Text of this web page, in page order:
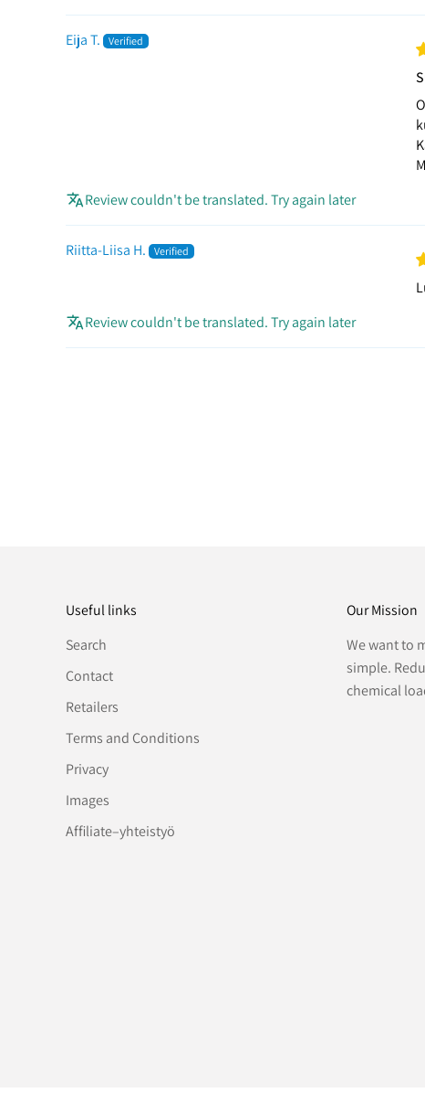
Eija T.
Review couldn't be translated. Try again later
Riitta-Liisa H.
Review couldn't be translated. Try again later
Useful links
Search
Contact
Retailers
Terms and Conditions
Privacy
Images
Affiliate–yhteistyö
Our Mission
We want to
simple.
chemical